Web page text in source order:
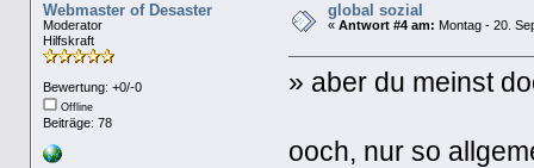
Webmaster of Desaster
Moderator
Hilfskraft
Bewertung: +0/-0
Offline
Beiträge: 78
global sozial
« Antwort #4 am: Montag - 20.
» aber du meinst
ooch, nur so